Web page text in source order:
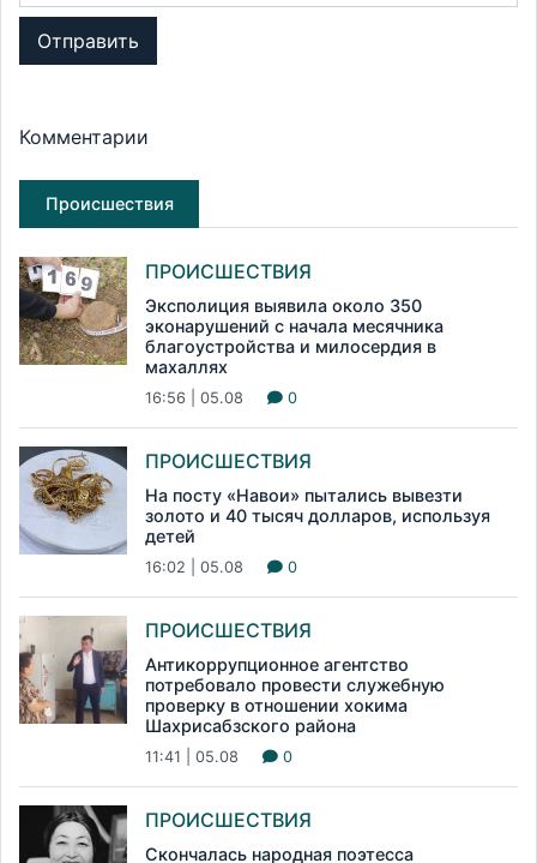
Отправить
Комментарии
Происшествия
ПРОИСШЕСТВИЯ
Эксполиция выявила около 350
эконарушений с начала месячника
благоустройства и милосердия в
махаллях
16:56 | 05.08 0
ПРОИСШЕСТВИЯ
На посту «Навои» пытались вывезти
золото и 40 тысяч долларов, используя
детей
16:02 | 05.08 0
ПРОИСШЕСТВИЯ
Антикоррупционное агентство
потребовало провести служебную
проверку в отношении хокима
Шахрисабзского района
11:41 | 05.08 0
ПРОИСШЕСТВИЯ
Скончалась народная поэтесса